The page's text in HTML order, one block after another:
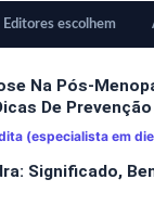
Editores escolhem
Na Pós-
De Prevenção
(especialista em
Significado,